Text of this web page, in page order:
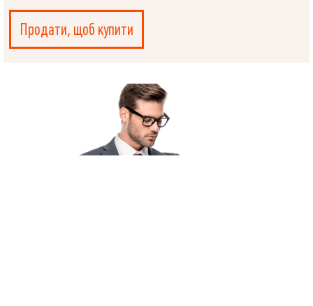
Продати, щоб купити
© 2019 – 2026 Valion real estate. Всі права захищені.
— WEB-інтегровані системи управління ріелторськими
компаніями